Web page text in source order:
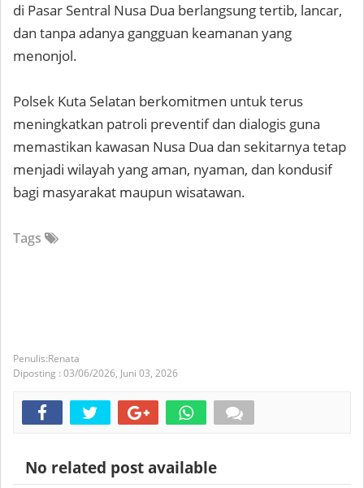
di Pasar Sentral Nusa Dua berlangsung tertib, lancar,
dan tanpa adanya gangguan keamanan yang
menonjol.
Polsek Kuta Selatan berkomitmen untuk terus
meningkatkan patroli preventif dan dialogis guna
memastikan kawasan Nusa Dua dan sekitarnya tetap
menjadi wilayah yang aman, nyaman, dan kondusif
bagi masyarakat maupun wisatawan.
Tags
Renata
Diposting : 03/06/2026, Juni 03, 2026
No related post available